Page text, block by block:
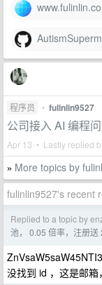
程序员 • fulinlin9527
公司接入 AI 编程
Apr 13 • Lastly replied
» More topics by
fulinlin9527's recent
Replied to a topic by
池， 0.05 倍率，注册送
没找到 id ，这是邮箱